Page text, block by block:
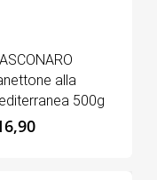
alla
500g